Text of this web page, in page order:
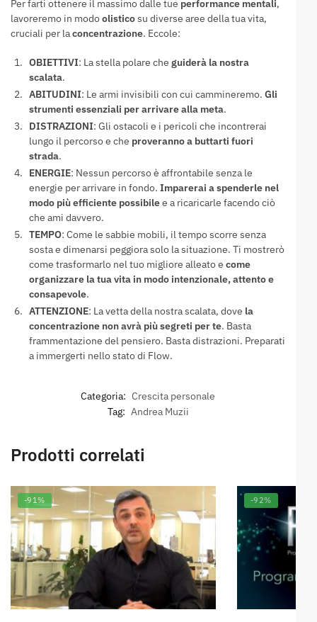
Per farti ottenere il massimo dalle tue performance mentali,
lavoreremo in modoolisticosu diverse aree della tua vita,
cruciali per laconcentrazione. Eccole:
OBIETTIVI: La stella polare che guiderà la nostra
scalata.
ABITUDINI: Le armi invisibili con cui cammineremo. Gli
strumenti essenziali per arrivare alla meta.
DISTRAZIONI: Gli ostacoli e i pericoli che incontrerai
lungo il percorso e che proveranno a buttarti fuori
strada.
ENERGIE: Nessun percorso è affrontabile senza le
energie per arrivare in fondo. Imparerai a spenderle nel
modo più efficiente possibilee a ricaricarle facendo ciò
che ami davvero.
TEMPO: Come le sabbie mobili, il tempo scorre senza
sosta e dimenarsi peggiora solo la situazione. Ti mostrerò
come trasformarlo nel tuo migliore alleato e come
organizzare la tua vita in modo intenzionale, attento e
consapevole.
ATTENZIONE: La vetta della nostra scalata, dove la
concentrazione non avrà più segreti per te. Basta
frammentazione del pensiero. Basta distrazioni. Preparati
a immergerti nello stato di Flow.
Categoria: Crescita personale
Tag: Andrea Muzii
Prodotti correlati
-91% -92%